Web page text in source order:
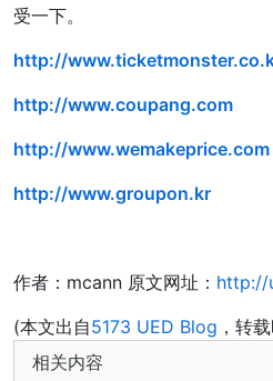
受一下。
http://
http://www.coupang.com
http://www.wemakeprice.com
http://www.groupon.kr
作者：mcann 原文网址： http://
(本文出自5173 UED Blog ，转
相关内容